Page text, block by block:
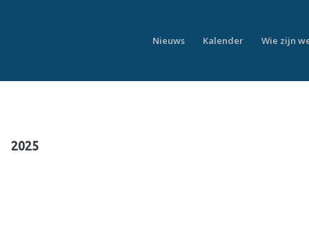
Nieuws Kalender Wie zijn
2025